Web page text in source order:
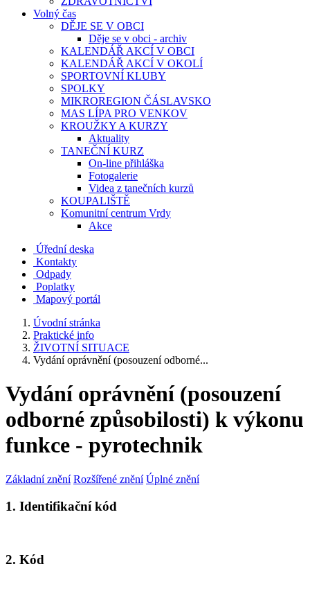
Volný čas
DĚJE SE V OBCI
Děje se v obci - archiv
KALENDÁŘ AKCÍ V OBCI
KALENDÁŘ AKCÍ V OKOLÍ
SPORTOVNÍ KLUBY
SPOLKY
MIKROREGION ČÁSLAVSKO
MAS LÍPA PRO VENKOV
KROUŽKY A KURZY
Aktuality
TANEČNÍ KURZ
On-line přihláška
Fotogalerie
Videa z tanečních kurzů
KOUPALIŠTĚ
Komunitní centrum Vrdy
Akce
Úřední deska
Kontakty
Odpady
Poplatky
Mapový portál
Úvodní stránka
Praktické info
ŽIVOTNÍ SITUACE
Vydání oprávnění (posouzení odborné...
Vydání oprávnění (posouzení
odborné způsobilosti) k výkonu
funkce - pyrotechnik
Základní znění Rozšířené znění Úplné znění
1. Identifikační kód
2. Kód